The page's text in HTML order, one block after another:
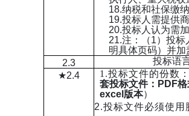
18.纳税和社保缴
19.投标人需提供
20.投标人认为需
21.注：（1）投
明具体页码）并加
2.3
投标语
★2.4
1.投标文件的份数
套投标文件：PDF
excel版本）
2.投标文件必须使用